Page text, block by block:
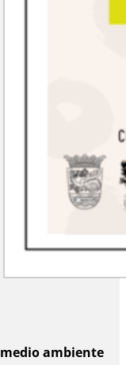
ambiente